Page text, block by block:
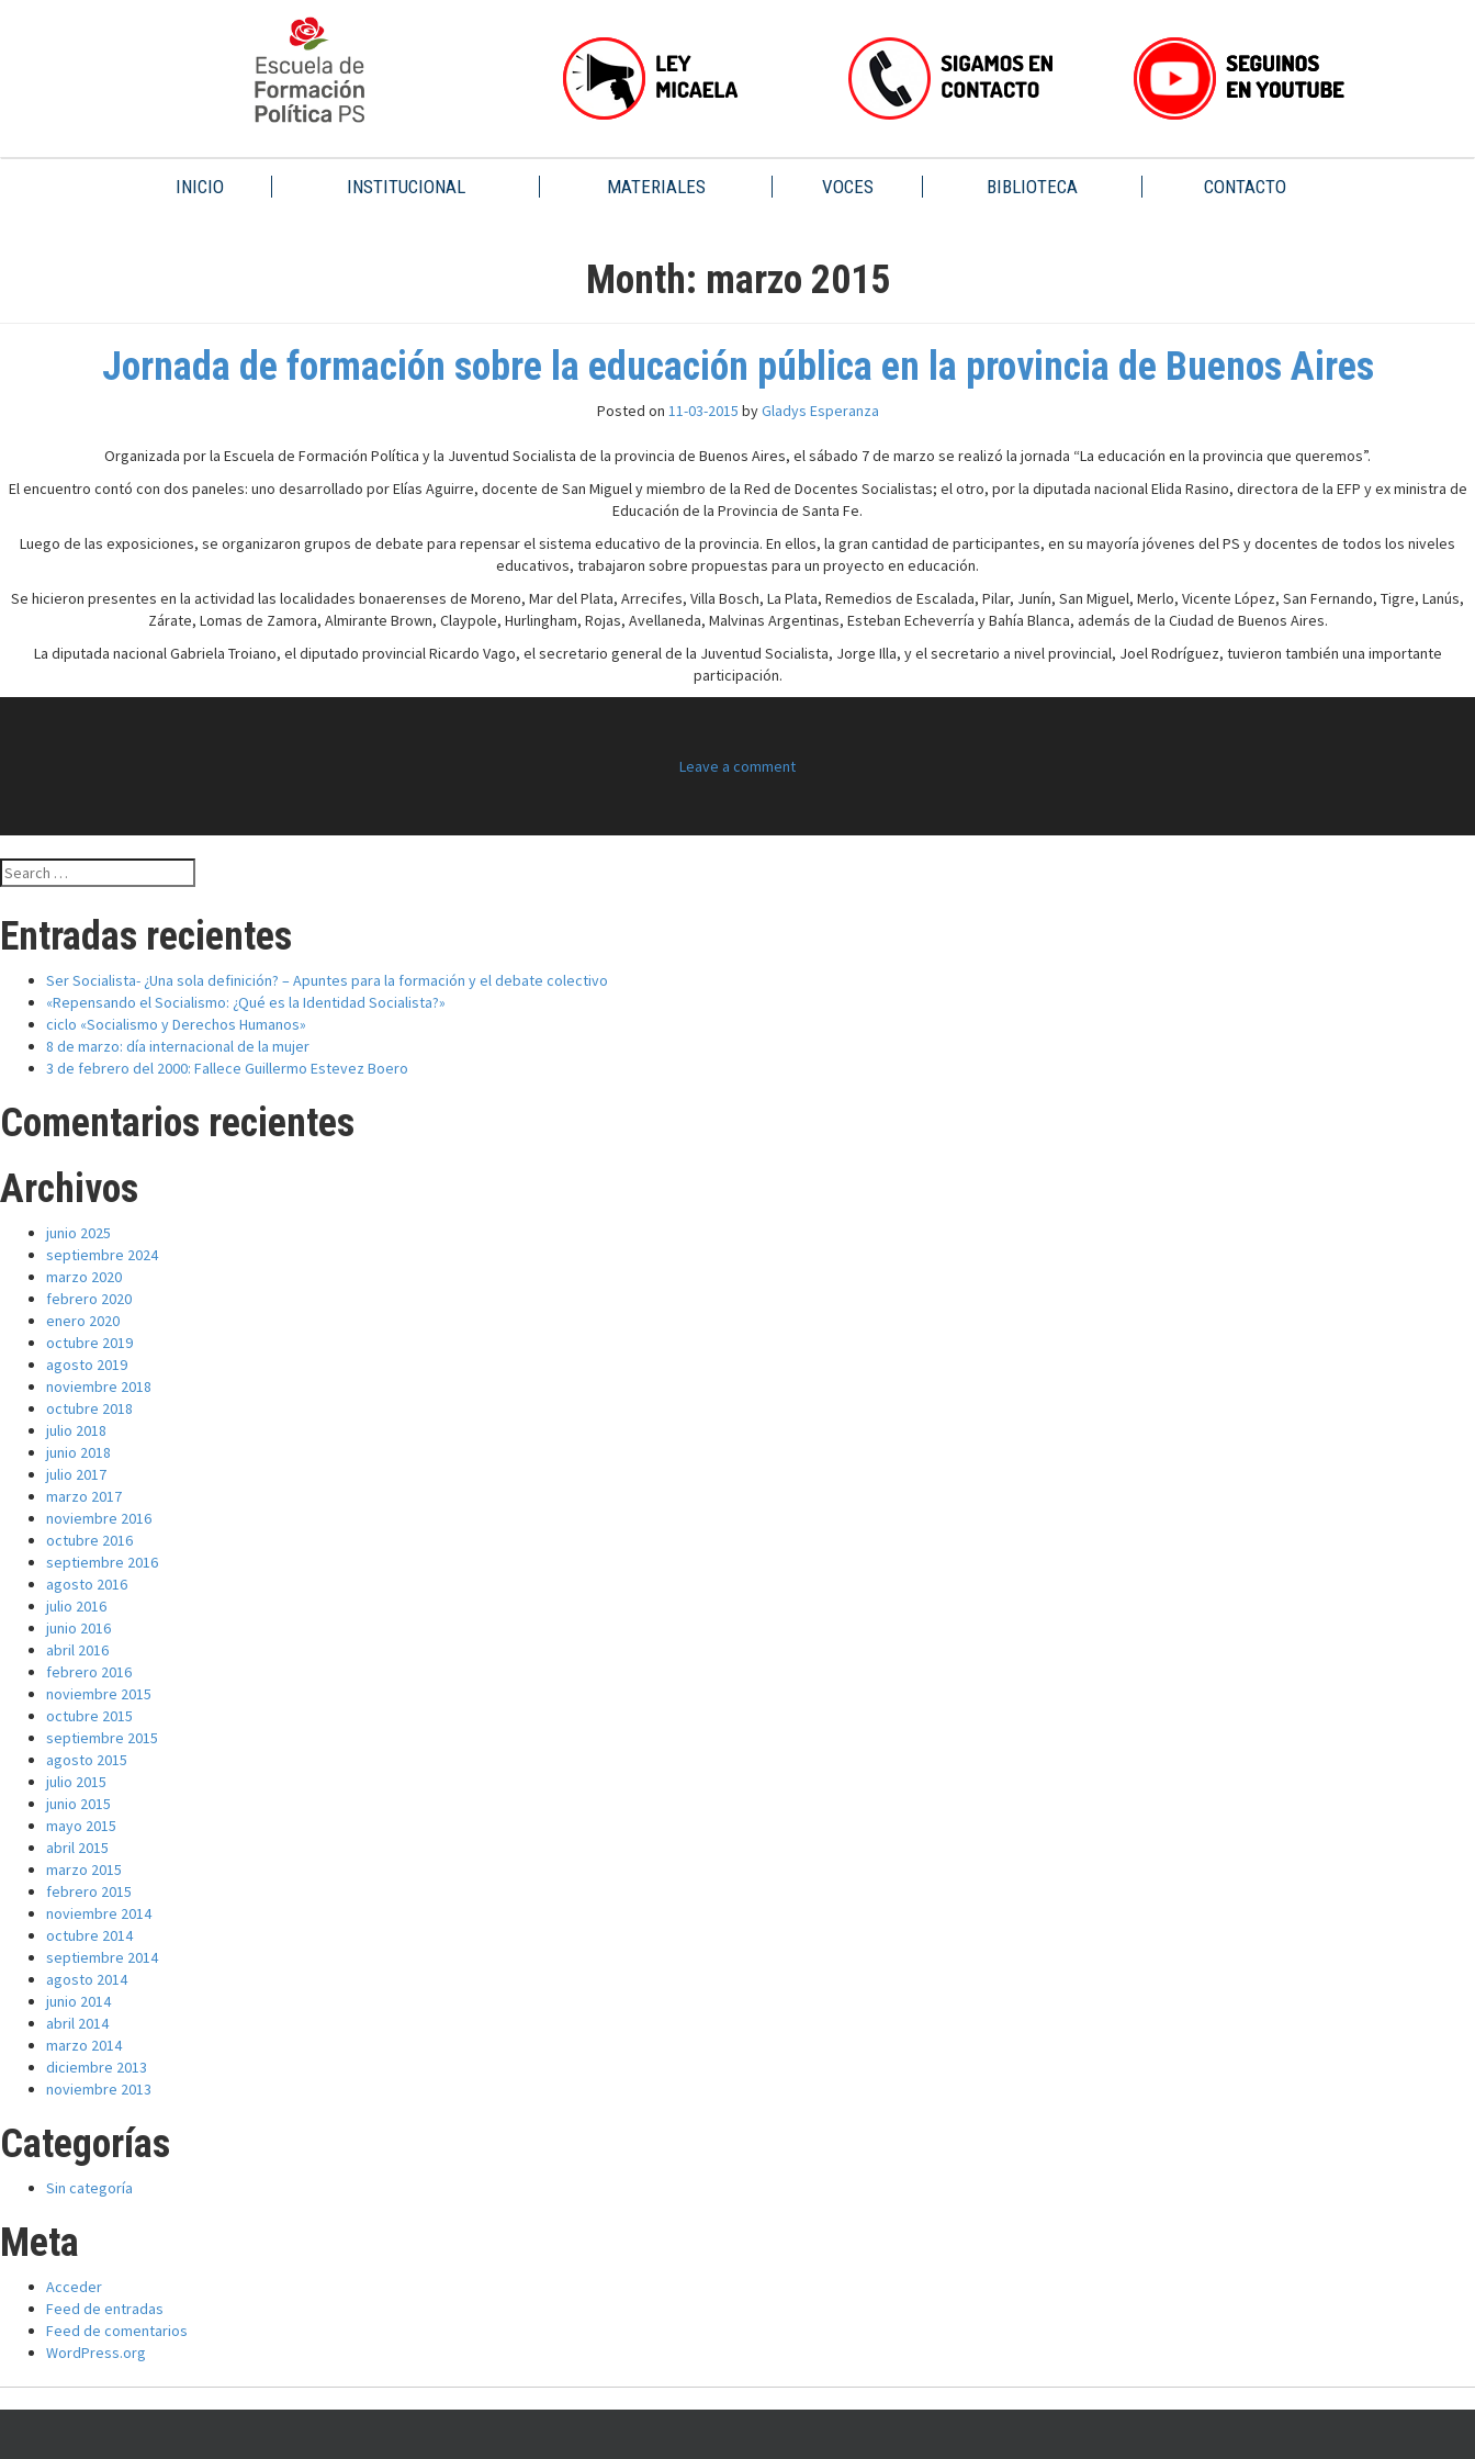
INICIO INSTITUCIONAL MATERIALES VOCES BIBLIOTECA CONTACTO
Month: marzo 2015
Jornada de formación sobre la educación pública en la provincia de Buenos Aires
Posted on 11-03-2015 byGladys Esperanza
Organizada por la Escuela de Formación Política y la Juventud Socialista de la provincia de Buenos Aires, el sábado 7 de marzo se realizó la jornada “La educación en la provincia que queremos”.
El encuentro contó con dos paneles: uno desarrollado por Elías Aguirre, docente de San Miguel y miembro de la Red de Docentes Socialistas; el otro, por la diputada nacional Elida Rasino, directora de la EFP y ex ministra de
Educación de la Provincia de Santa Fe.
Luego de las exposiciones, se organizaron grupos de debate para repensar el sistema educativo de la provincia. En ellos, la gran cantidad de participantes, en su mayoría jóvenes del PS y docentes de todos los niveles
educativos, trabajaron sobre propuestas para un proyecto en educación.
Se hicieron presentes en la actividad las localidades bonaerenses de Moreno, Mar del Plata, Arrecifes, Villa Bosch, La Plata, Remedios de Escalada, Pilar, Junín, San Miguel, Merlo, Vicente López, San Fernando, Tigre, Lanús,
Zárate, Lomas de Zamora, Almirante Brown, Claypole, Hurlingham, Rojas, Avellaneda, Malvinas Argentinas, Esteban Echeverría y Bahía Blanca, además de la Ciudad de Buenos Aires.
La diputada nacional Gabriela Troiano, el diputado provincial Ricardo Vago, el secretario general de la Juventud Socialista, Jorge Illa, y el secretario a nivel provincial, Joel Rodríguez, tuvieron también una importante
participación.
Leave a comment
Search
for:
Entradas recientes
Ser Socialista- ¿Una sola definición? – Apuntes para la formación y el debate colectivo
«Repensando el Socialismo: ¿Qué es la Identidad Socialista?»
ciclo «Socialismo y Derechos Humanos»
8 de marzo: día internacional de la mujer
3 de febrero del 2000: Fallece Guillermo Estevez Boero
Comentarios recientes
Archivos
junio 2025
septiembre 2024
marzo 2020
febrero 2020
enero 2020
octubre 2019
agosto 2019
noviembre 2018
octubre 2018
julio 2018
junio 2018
julio 2017
marzo 2017
noviembre 2016
octubre 2016
septiembre 2016
agosto 2016
julio 2016
junio 2016
abril 2016
febrero 2016
noviembre 2015
octubre 2015
septiembre 2015
agosto 2015
julio 2015
junio 2015
mayo 2015
abril 2015
marzo 2015
febrero 2015
noviembre 2014
octubre 2014
septiembre 2014
agosto 2014
junio 2014
abril 2014
marzo 2014
diciembre 2013
noviembre 2013
Categorías
Sin categoría
Meta
Acceder
Feed de entradas
Feed de comentarios
WordPress.org